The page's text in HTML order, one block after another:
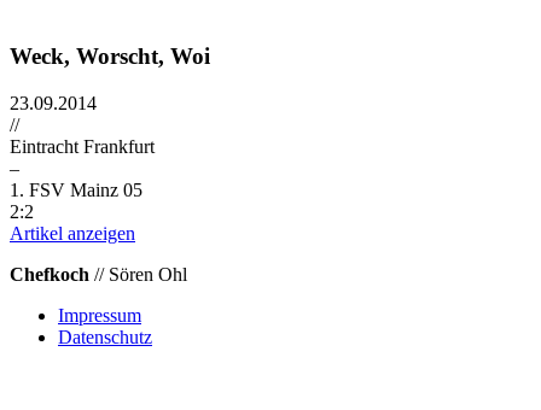
Weck, Worscht, Woi
23.09.2014
//
Eintracht Frankfurt
–
1. FSV Mainz 05
2:2
Artikel anzeigen
Chefkoch // Sören Ohl
Impressum
Datenschutz